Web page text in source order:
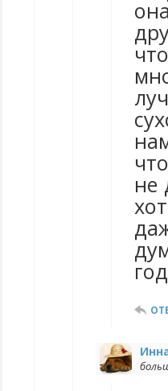
не